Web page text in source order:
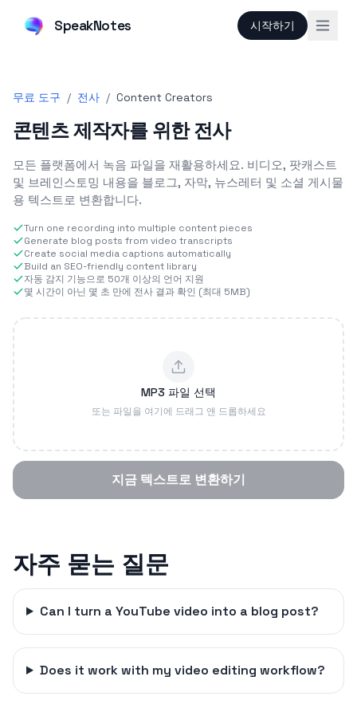
SpeakNotes 시작하기
무료 도구 / 전사 / Content Creators
콘텐츠 제작자를 위한 전사
모든 플랫폼에서 녹음 파일을 재활용하세요. 비디오, 팟캐스트
및 브레인스토밍 내용을 블로그, 자막, 뉴스레터 및 소셜 게시물
용 텍스트로 변환합니다.
Turn one recording into multiple content pieces
Generate blog posts from video transcripts
Create social media captions automatically
Build an SEO-friendly content library
자동 감지 기능으로 50개 이상의 언어 지원
몇 시간이 아닌 몇 초 만에 전사 결과 확인 (최대 5MB)
MP3 파일 선택
또는 파일을 여기에 드래그 앤 드롭하세요
지금 텍스트로 변환하기
자주 묻는 질문
Can I turn a YouTube video into a blog post?
Does it work with my video editing workflow?